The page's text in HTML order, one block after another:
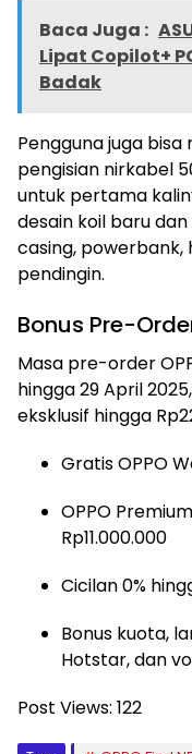
Baca Juga :
Lipat Copilot+
Badak
Pengguna juga
pengisian nirkabel
untuk pertama
desain koil baru
casing,
pendingin.
Bonus Pre-
Masa pre-order
hingga 29 April
eksklusif hingga
Gratis OPPO
OPPO
Rp11.000.000
Cicilan 0%
Bonus kuota,
Hotstar, dan
Post Views: 122